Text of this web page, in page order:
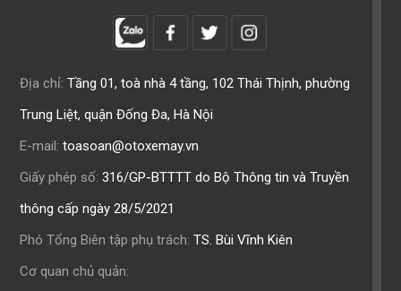
Địa chỉ: Tầng 01, toà nhà 4 tầng, 102 Thái Thịnh, phường
Trung Liệt, quận Đống Đa, Hà Nội
E-mail: toasoan@otoxemay.vn
Giấy phép số: 316/GP-BTTTT do Bộ Thông tin và Truyền
thông cấp ngày 28/5/2021
Phó Tổng Biên tập phụ trách: TS. Bùi Vĩnh Kiên
Cơ quan chủ quản: